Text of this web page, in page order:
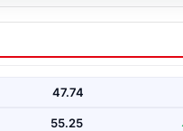
fit dokunuş: Yulaf
köftesi ve sebze
Lezzete Fit Dokunuş: Yulaf
47.74
55.25